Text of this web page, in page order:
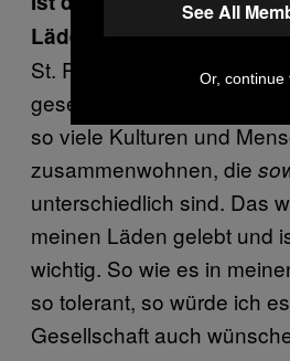
Läden?
St. Pauli hat schon immer
gesellschaftspolitische
so viele Kulturen und
zusammenwohnen, die
unterschiedlich sind. Das
meinen Läden gelebt und
wichtig. So wie es in
so tolerant, so würde ich
Gesellschaft auch
See All
Or, continue